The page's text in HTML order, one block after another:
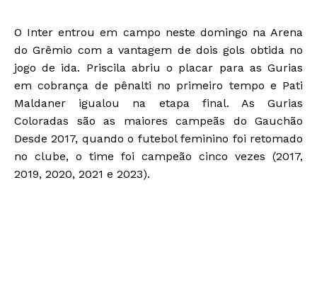
O Inter entrou em campo neste domingo na Arena
do Grêmio com a vantagem de dois gols obtida no
jogo de ida. Priscila abriu o placar para as Gurias
em cobrança de pênalti no primeiro tempo e Pati
Maldaner igualou na etapa final. As Gurias
Coloradas são as maiores campeãs do Gauchão
Desde 2017, quando o futebol feminino foi retomado
no clube, o time foi campeão cinco vezes (2017,
2019, 2020, 2021 e 2023).